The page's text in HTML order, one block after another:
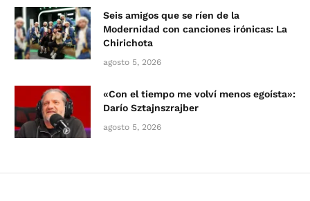
Seis amigos que se ríen de la
Modernidad con canciones irónicas: La
Chirichota
agosto 5, 2026
«Con el tiempo me volví menos egoísta»:
Darío Sztajnszrajber
agosto 5, 2026